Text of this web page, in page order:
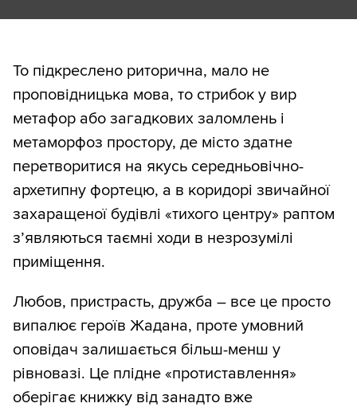
То підкреслено риторична, мало не
проповідницька мова, то стрибок у вир
метафор або загадкових заломлень і
метаморфоз простору, де місто здатне
перетворитися на якусь середньовічно-
архетипну фортецю, а в коридорі звичайної
захаращеної будівлі «тихого центру» раптом
з’являються таємні ходи в незрозумілі
приміщення.
Любов, пристрасть, дружба – все це просто
випалює героїв Жадана, проте умовний
оповідач залишається більш-менш у
рівновазі. Це плідне «протиставлення»
оберігає книжку від занадто вже